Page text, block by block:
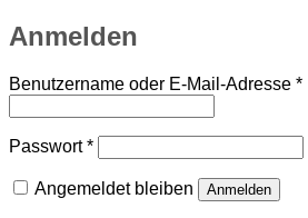
Anmelden
Benutzername oder E-Mail-Adresse *
Passwort*Erforderlich
Angemeldet bleiben Anmelden